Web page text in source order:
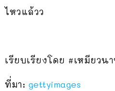
ไหวแล้วว
เรียบเรียงโดย #เหมียวน
ที่มา: gettyimages